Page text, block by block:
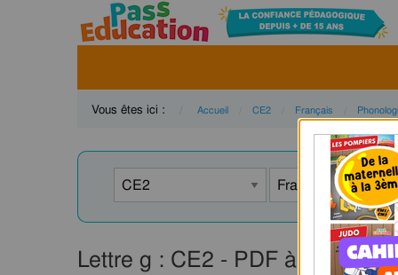
Vous êtes ici : Accueil CE2 Français
Lettre g : CE2 - PDF à imprimer